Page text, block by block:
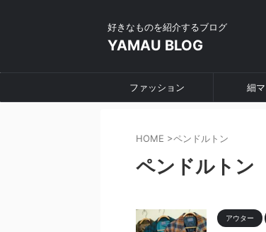
好きなものを紹介するブログ
YAMAU BLOG
ファッション 細
HOME >ペンドルトン
ペンドルトン
アウター